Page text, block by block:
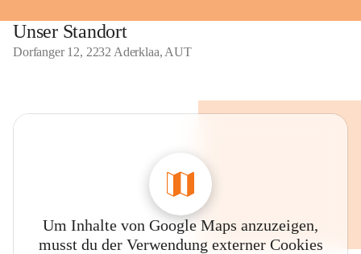
Unser Standort
Dorfanger 12, 2232 Aderklaa, AUT
Um Inhalte von Google Maps anzuzeigen,
musst du der Verwendung externer Cookies